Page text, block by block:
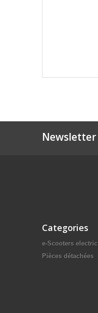
Newsletter
Categories
e-Scooters electric
Pièces détachées